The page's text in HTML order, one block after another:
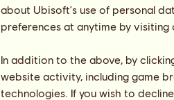
about Ubisoft's use of personal
preferences at anytime by
In addition to the above, by
website activity, including game
technologies. If you wish to